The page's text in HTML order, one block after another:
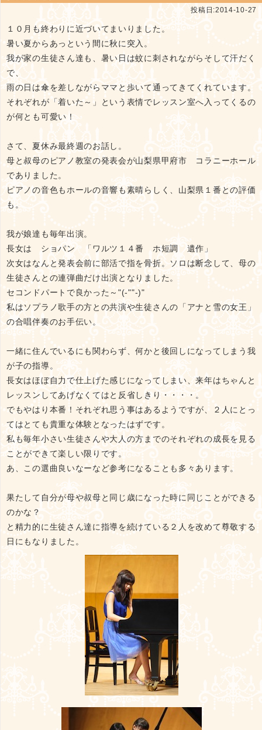
投稿日:2014-10-27
１０月も終わりに近づいてまいりました。
暑い夏からあっという間に秋に突入。
我が家の生徒さん達も、暑い日は蚊に刺されながらそして汗だく
で、
雨の日は傘を差しながらママと歩いて通ってきてくれています。
それぞれが「着いた～」という表情でレッスン室へ入ってくるの
が何とも可愛い！
さて、夏休み最終週のお話し。
母と叔母のピアノ教室の発表会が山梨県甲府市 コラニーホール
でありました。
ピアノの音色もホールの音響も素晴らしく、山梨県１番との評価
も。
我が娘達も毎年出演。
長女は ショパン 「ワルツ１４番 ホ短調 遺作」
次女はなんと発表会前に部活で指を骨折。ソロは断念して、母の
生徒さんとの連弾曲だけ出演となりました。
セコンドパートで良かった～"(-""-)"
私はソプラノ歌手の方との共演や生徒さんの「アナと雪の女王」
の合唱伴奏のお手伝い。
一緒に住んでいるにも関わらず、何かと後回しになってしまう我
が子の指導。
長女はほぼ自力で仕上げた感じになってしまい、来年はちゃんと
レッスンしてあげなくてはと反省しきり・・・・。
でもやはり本番！それぞれ思う事はあるようですが、２人にとっ
てはとても貴重な体験となったはずです。
私も毎年小さい生徒さんや大人の方までのそれぞれの成長を見る
ことができて楽しい限りです。
あ、この選曲良いなーなど参考になることも多々あります。
果たして自分が母や叔母と同じ歳になった時に同じことができる
のかな？
と精力的に生徒さん達に指導を続けている２人を改めて尊敬する
日にもなりました。